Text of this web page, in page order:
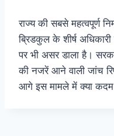
राज्य की सबसे महत्वपूर्ण
ब्रिडकुल के शीर्ष
पर भी असर डाला है।
की नजरें आने वाली जांच
आगे इस मामले में क्या कदम